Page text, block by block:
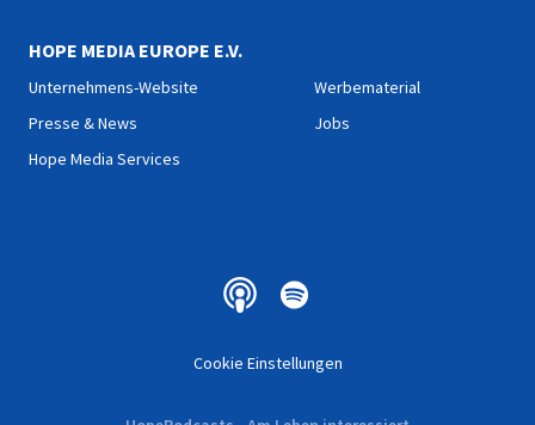
HOPE MEDIA EUROPE E.V.
Unternehmens-Website
Presse & News
Hope Media Services
Werbematerial
Jobs
Cookie Einstellungen